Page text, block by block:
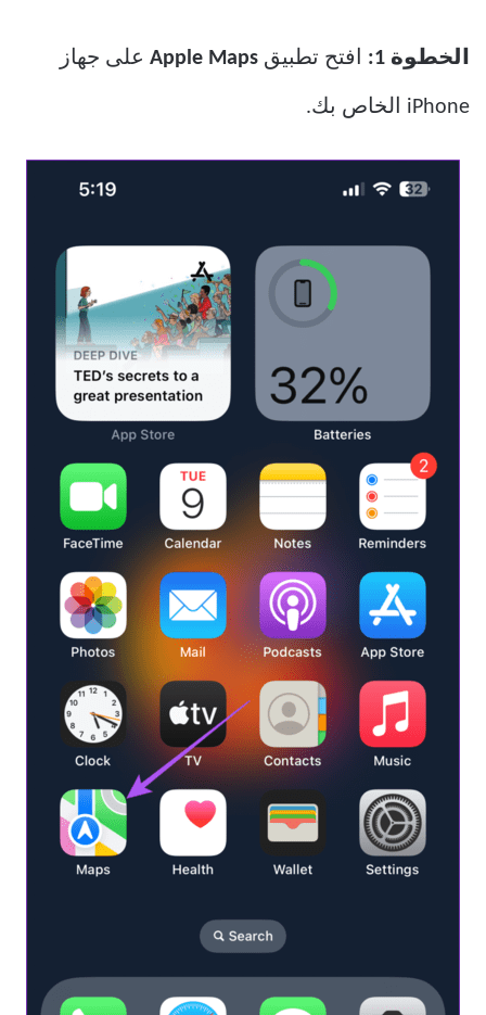
الخطوة 1: افتح تطبيق Apple Maps على جهاز
iPhone الخاص بك.